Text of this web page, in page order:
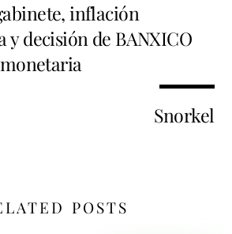
inflación
y decisión de BANXICO
Snorkel
POSTS